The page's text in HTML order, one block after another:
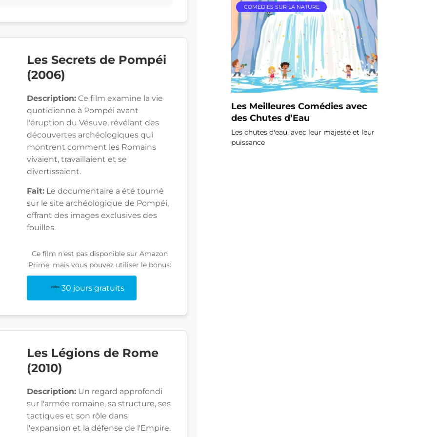
Les Secrets de Pompéi
(2006)
Description: Ce film examine la vie
quotidienne à Pompéi avant
l'éruption du Vésuve, révélant des
découvertes archéologiques qui
montrent comment les Romains
vivaient, travaillaient et se
divertissaient.
Fait: Le documentaire a été tourné
sur le site archéologique de Pompéi,
offrant des images exclusives des
fouilles.
Ce film n'est pas disponible sur Amazon
Prime, mais vous pouvez utiliser le bonus:
30 jours gratuits
Les Légions de Rome
(2010)
Description: Un regard approfondi
sur l'armée romaine, sa structure, ses
tactiques et son rôle dans
l'expansion et la défense de l'Empire.
COMÉDIES SUR LA NATURE
Les Meilleures Comédies avec
des Chutes d’Eau
Les chutes d'eau, avec leur majesté et leur
puissance